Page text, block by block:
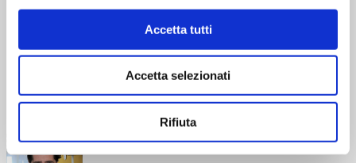
Accetta tutti
Accetta selezionati
Rifiuta
nei vari processi coinvolti;
implementare un adeguatosistema di controllo
riguardo agli sviluppi normativi e alla idoneità delle misure
obblighi diDue diligencerispetto alle singole funzioni